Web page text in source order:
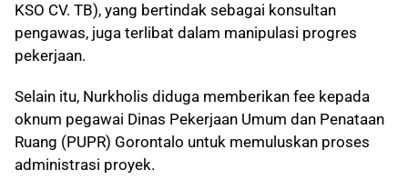
KSO CV. TB), yang bertindak sebagai konsultan
pengawas, juga terlibat dalam manipulasi progres
pekerjaan.
Selain itu, Nurkholis diduga memberikan fee kepada
oknum pegawai Dinas Pekerjaan Umum dan Penataan
Ruang (PUPR) Gorontalo untuk memuluskan proses
administrasi proyek.